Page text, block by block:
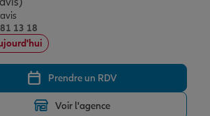
13 18
Prendre un RDV
Voir l'agence